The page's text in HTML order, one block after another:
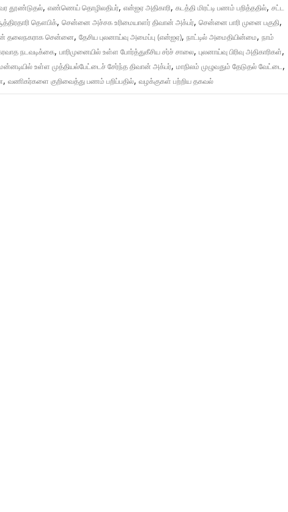
தூண்டுதல், எண்ணெய் தொழிலதிபர், என்ஐஏ அதிகாரி, கடத்தி மிரட்டி பணம் பறித்ததில், சட்ட
தௌபிக், சென்னை அச்சக உரிமையாளர் திவான் அக்பர், சென்னை பாரி முனை பகுதி,
தலைநகராக சென்னை, தேசிய புலனாய்வு அமைப்பு (என்ஐஏ), நாட்டில் அமைதியின்மை, நாம்
நடவடிக்கை, பாரிமுனையில் உள்ள போர்த்துகீசிய சர்ச் சாலை, புலனாய்வு பிரிவு அதிகாரிகள்,
உள்ள முத்தியல்பேட்டைச் சேர்ந்த திவான் அக்பர், மாநிலம் முழுவதும் தேடுதல் வேட்டை,
, வணிகர்களை குறிவைத்து பணம் பறிப்பதில், வழக்குகள் பற்றிய தகவல்